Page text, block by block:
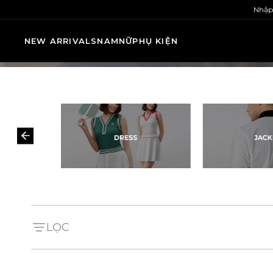
NEW ARRIVALSNAMNỮPHỤ KIỆN
LỌC